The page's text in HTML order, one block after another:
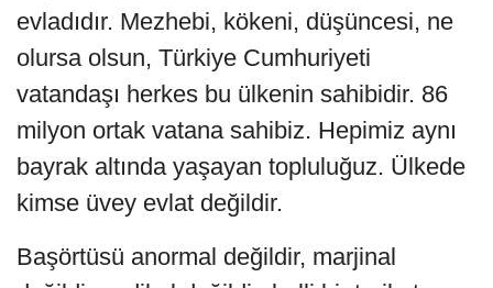
evladıdır. Mezhebi, kökeni, düşüncesi, ne
olursa olsun, Türkiye Cumhuriyeti
vatandaşı herkes bu ülkenin sahibidir. 86
milyon ortak vatana sahibiz. Hepimiz aynı
bayrak altında yaşayan topluluğuz. Ülkede
kimse üvey evlat değildir.
Başörtüsü anormal değildir, marjinal